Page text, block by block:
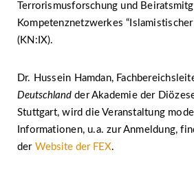
Terrorismusforschung und
Kompetenznetzwerkes
(KN:IX).
Dr. Hussein Hamdan,
Deutschland der Akademie der
Stuttgart, wird die Veranstaltung
Informationen, u.a. zur Anmeldung,
der Website der FEX.